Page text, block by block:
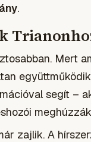
.
Mert
segít –
zajlik. A